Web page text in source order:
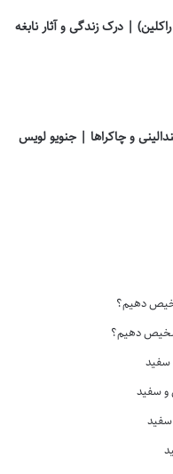
| درک زندگی و آثار نابغه
و چاکراها | جنویو لویس
دهیم؟
دهیم؟
سفید
و سفید